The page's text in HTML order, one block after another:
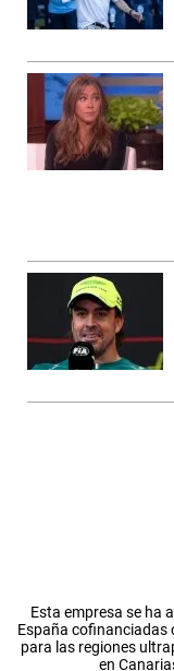
Esta empresa se ha
España cofinanciadas
para las regiones
en